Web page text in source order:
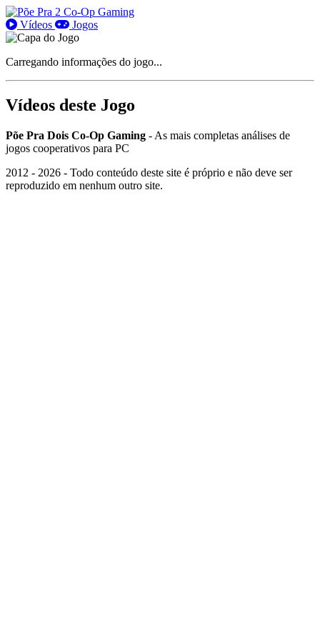
Vídeos Jogos
Carregando informações do jogo...
Vídeos deste Jogo
Põe Pra Dois Co-Op Gaming - As mais completas análises de
jogos cooperativos para PC
2012 - 2026 - Todo conteúdo deste site é próprio e não deve ser
reproduzido em nenhum outro site.